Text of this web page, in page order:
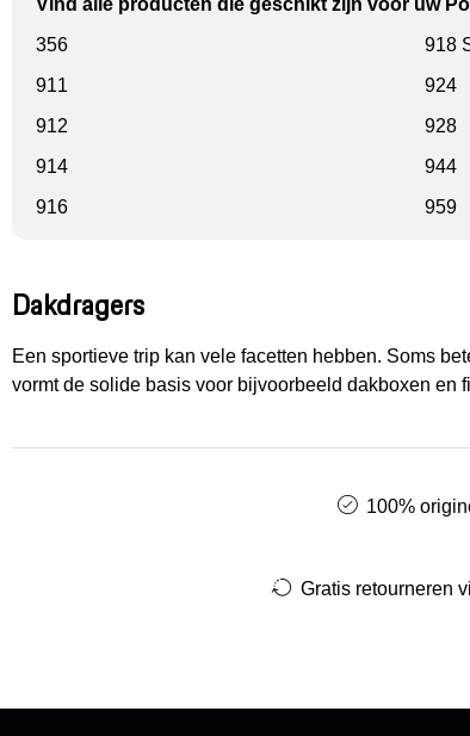
Vind alle producten die geschikt zijn voor uw
356
911
912
914
916
918
924
928
944
959
Dakdragers
Een sportieve trip kan vele facetten hebben. Soms
vormt de solide basis voor bijvoorbeeld dakboxen en
100%
Gratis retourneren